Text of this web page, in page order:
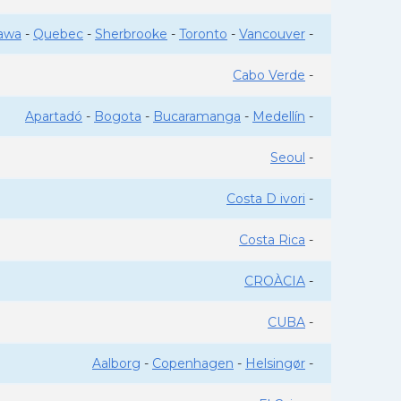
- Quebec - Sherbrooke - Toronto - Vancouver -
Cabo Verde -
Apartadó - Bogota - Bucaramanga - Medellín -
Seoul -
Costa D ivori -
Costa Rica -
CROÀCIA -
CUBA -
Aalborg - Copenhagen - Helsingør -